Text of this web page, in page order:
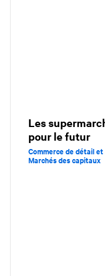
Les
pour le futur
Commerce de détail
Marchés des